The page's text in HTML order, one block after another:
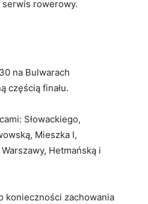
rowerowy.
na Bulwarach
częścią finału.
Słowackiego,
Mieszka I,
Hetmańską i
konieczności zachowania